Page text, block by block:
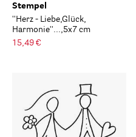
Stempel
''Herz - Liebe,Glück,
Harmonie''...,5x7 cm
15,49 €